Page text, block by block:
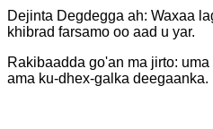
Dejinta Degdegga ah: Waxaa
khibrad farsamo oo aad u yar.
Rakibaadda go'an ma jirto:
ama ku-dhex-galka deegaanka.